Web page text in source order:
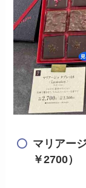
マリアー
￥2700）